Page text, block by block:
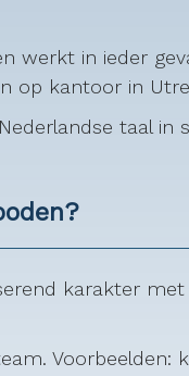
werkt in ieder
op kantoor in
taal in
karakter met
Voorbeelden: